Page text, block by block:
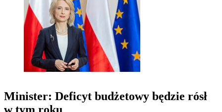
Minister: Deficyt budżetowy będzie rósł